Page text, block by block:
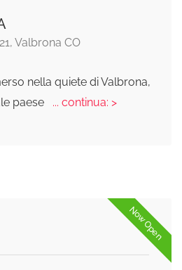
Valbrona CO
nella quiete di Valbrona,
paese
... continua: >
Now Open